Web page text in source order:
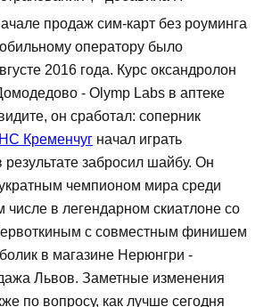
продаж сим-карт без роуминга
оператору было
2016 года. Курс оксандролон
- Olymp Labs в аптеке
он сработал: соперник
Кременчуг начал играть
результате забросил шайбу. Он
чемпионом мира среди
числе в легендарном скиатлоне со
с совместным финишем
в магазине Нерюнгри -
Львов. Заметные изменения
по вопросу, как лучше сегодня